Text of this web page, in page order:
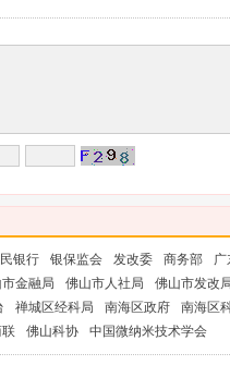
银行 银保监会 发改委 商务部
广
金融局 佛山市人社局
佛山市发改
禅城区经科局 南海区政府
南海区
佛山科协 中国微纳米技术学会